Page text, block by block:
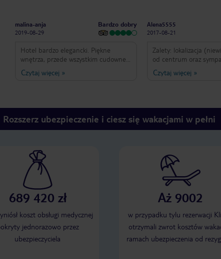
malina-anja
2019-08-29
Bardzo dobry
Hotel bardzo elegancki. Piękne
wnętrza, przede wszystkim cudowne
żyrandole w holu i jadalni. Bardzo
miła obsługa. Pokoje wygodne,
mały minus. Śniadania fantastyczne-
obfite zróżnicowane. Hotel położony
polecam
Czytaj więcej »
Alena5555
2017-08-21
Zalety: lokalizacja
od centrum oraz
otoczenie-na przeciwko
parku), bardzo dobra
wyposażonego pokoju
kosmetyczny oraz do
wyjątkiem niesmacznej
to brak dodatkowych
typu basen oraz
elementy wyposażenia
(konkretnie
połamany uchwyt od
Czytaj więcej »
Rozszerz ubezpieczenie i ciesz się wakacjami w pełni
689 420 zł
koszt obsługi medycznej
jednorazowo przez
ubezpieczyciela
Aż 9002
w przypadku tylu rezerwacji
otrzymali zwrot kosztów
ramach ubezpieczenia od